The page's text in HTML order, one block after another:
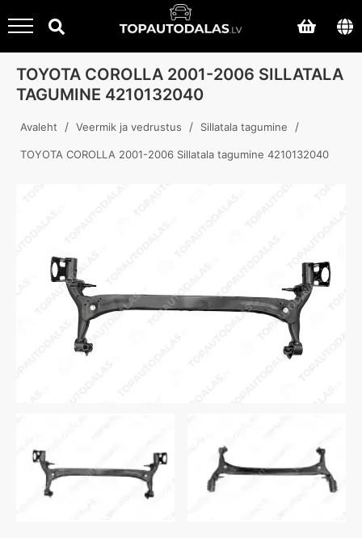
TOYOTA COROLLA 2001-2006 SILLATALA
TAGUMINE 4210132040
Avaleht / Veermik ja vedrustus / Sillatala tagumine /
TOYOTA COROLLA 2001-2006 Sillatala tagumine 4210132040